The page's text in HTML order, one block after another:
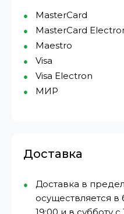
MasterCard
MasterCard
Maestro
Visa
Visa Electron
МИР⁠
Доставка
Доставка в
осуществляется